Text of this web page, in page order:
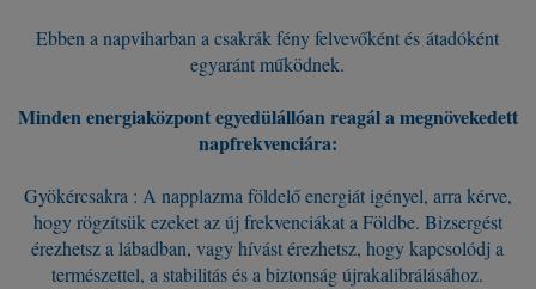
Ebben a napviharban a csakrák fény felvevőként és átadóként
egyaránt működnek.
Minden energiaközpont egyedülállóan reagál a megnövekedett
napfrekvenciára:
Gyökércsakra : A napplazma földelő energiát igényel, arra kérve,
hogy rögzítsük ezeket az új frekvenciákat a Földbe. Bizsergést
érezhetsz a lábadban, vagy hívást érezhetsz, hogy kapcsolódj a
természettel, a stabilitás és a biztonság újrakalibrálásához.